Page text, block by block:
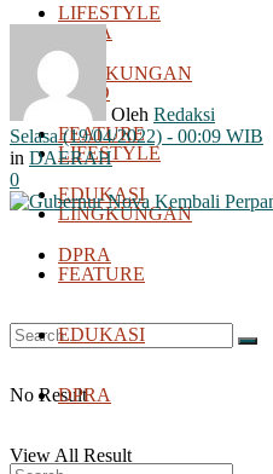
LIFESTYLE
LINGKUNGAN
FEATURE
EDUKASI
DPRA
No Result
View All Result
BOLA
FOTO
LIFESTYLE
LINGKUNGAN
FEATURE
EDUKASI
DPRA
Oleh Redaksi
Selasa (19/04/2022) - 00:09 WIB
in DAERAH
0